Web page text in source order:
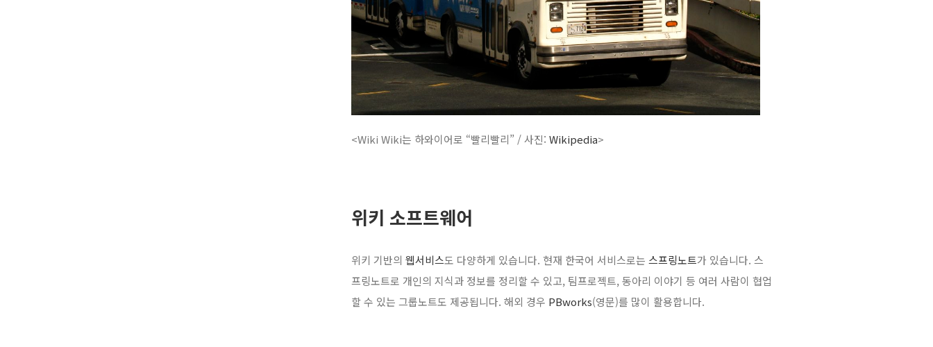
<Wiki Wiki는 하와이어로 “빨리빨리” / 사진: Wikipedia>
위키 소프트웨어
위키 기반의 웹서비스도 다양하게 있습니다. 현재 한국어 서비스로는 스프링노트가 있습니다. 스
프링노트로 개인의 지식과 정보를 정리할 수 있고, 팀프로젝트, 동아리 이야기 등 여러 사람이 협업
할 수 있는 그룹노트도 제공됩니다. 해외 경우 PBworks(영문)를 많이 활용합니다.